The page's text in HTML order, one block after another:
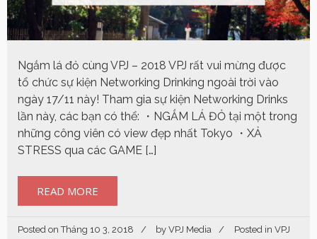
Ngắm lá đỏ cùng VPJ – 2018 VPJ rất vui mừng được
tổ chức sự kiện Networking Drinking ngoài trời vào
ngày 17/11 này! Tham gia sự kiện Networking Drinks
lần này, các bạn có thể: ・NGẮM LÁ ĐỎ tại một trong
những công viên có view đẹp nhất Tokyo ・XẢ
STRESS qua các GAME […]
READ MORE
Posted onTháng 10 3, 2018 by VPJ Media Posted in VPJ